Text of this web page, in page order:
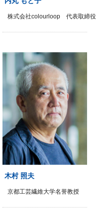
株式会社colourloop 代表取締役
木村 照夫
京都工芸繊維大学名誉教授